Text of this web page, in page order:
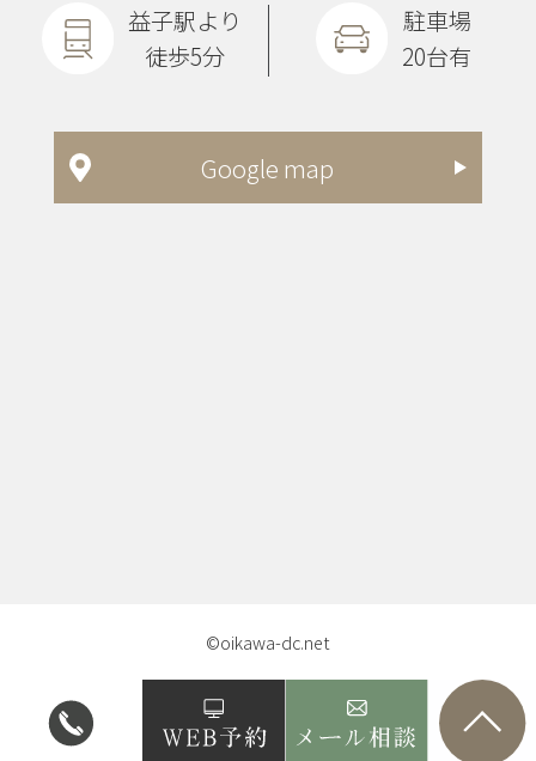
Google map
益子駅より
徒歩5分
駐車場
20台有
©oikawa-dc.net